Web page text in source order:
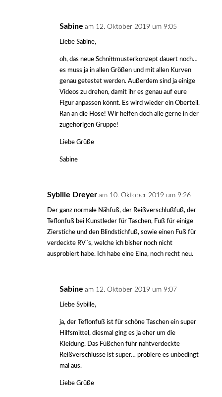
Sabine am 12. Oktober 2019 um 9:05
Liebe Sabine,
oh, das neue Schnittmusterkonzept dauert noch…
es muss ja in allen Größen und mit allen Kurven
genau getestet werden. Außerdem sind ja einige
Videos zu drehen, damit ihr es genau auf eure
Figur anpassen könnt. Es wird wieder ein Oberteil.
Ran an die Hose! Wir helfen doch alle gerne in der
zugehörigen Gruppe!
Liebe Grüße
Sabine
Sybille Dreyer am 10. Oktober 2019 um 9:26
Der ganz normale Nähfuß, der Reißverschlußfuß, der
Teflonfuß bei Kunstleder für Taschen, Fuß für einige
Zierstiche und den Blindstichfuß, sowie einen Fuß für
verdeckte RV´s, welche ich bisher noch nicht
ausprobiert habe. Ich habe eine Elna, noch recht neu.
Sabine am 12. Oktober 2019 um 9:07
Liebe Sybille,
ja, der Teflonfuß ist für schöne Taschen ein super
Hilfsmittel, diesmal ging es ja eher um die
Kleidung. Das Füßchen führ nahtverdeckte
Reißverschlüsse ist super… probiere es unbedingt
mal aus.
Liebe Grüße